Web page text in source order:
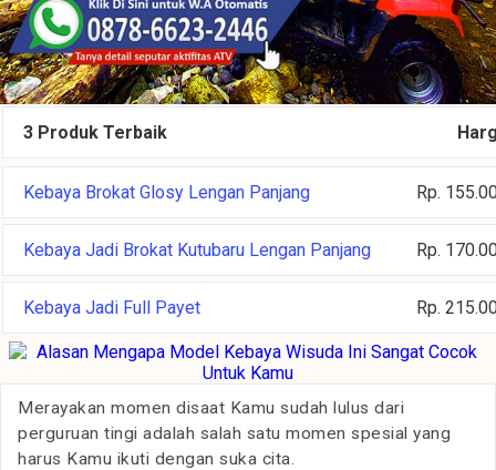
3 Produk Terbaik
Kebaya Brokat Glosy Lengan Panjang Rp.
Kebaya Jadi Brokat Kutubaru Lengan Panjang Rp.
Kebaya Jadi Full Payet Rp.
Merayakan momen disaat Kamu sudah lulus dari
perguruan tingi adalah salah satu momen spesial yang
harus Kamu ikuti dengan suka cita.